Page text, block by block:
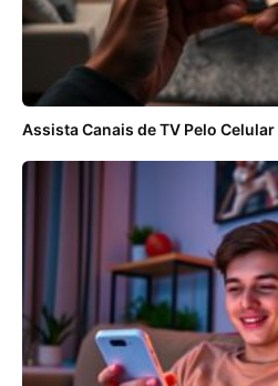
Assista Canais de TV Pelo